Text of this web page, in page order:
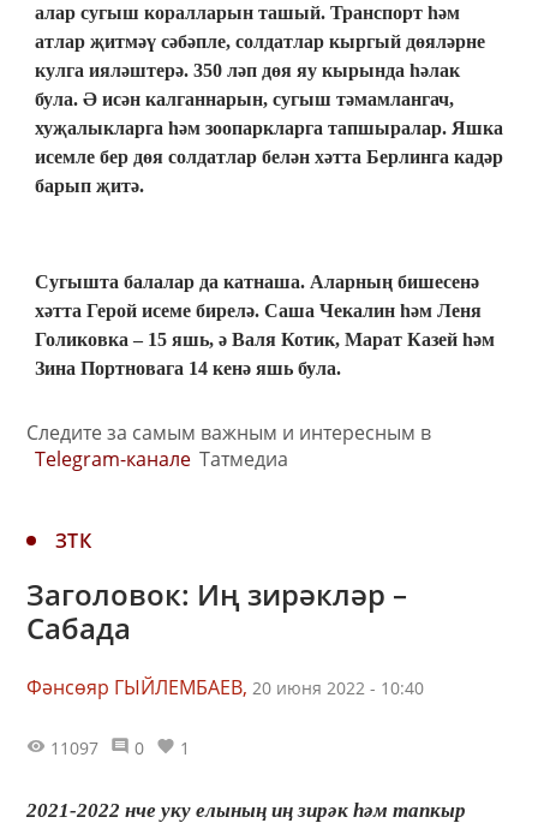
алар сугыш коралларын ташый. Транспорт һәм
атлар җитмәү сәбәпле, солдатлар кыргый дөяләрне
кулга ияләштерә. 350 ләп дөя яу кырында һәлак
була. Ә исән калганнарын, сугыш тәмамлангач,
хуҗалыкларга һәм зоопаркларга тапшыралар. Яшка
исемле бер дөя солдатлар белән хәтта Берлинга кадәр
барып җитә.
Сугышта балалар да катнаша. Аларның бишесенә
хәтта Герой исеме бирелә. Саша Чекалин һәм Леня
Голиковка ‒ 15 яшь, ә Валя Котик, Марат Казей һәм
Зина Портновага 14 кенә яшь була.
Следите за самым важным и интересным в
Telegram-канале Татмедиа
ЗТК
Заголовок: Иң зирәкләр –
Сабада
Фәнсөяр ГЫЙЛЕМБАЕВ, 20 июня 2022 - 10:40
11097 0 1
2021-2022 нче уку елының иң зирәк һәм тапкыр